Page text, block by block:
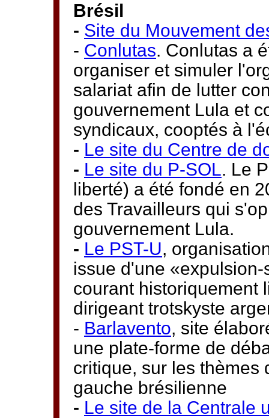
Brésil
- Site du Mouvement
- Conlutas. Conlutas a
organiser et simuler
salariat afin de lutter
gouvernement Lula et
syndicaux, cooptés à
- Le site du Centre de
- Le site du P-SOL. Le
liberté) a été fondé en
des Travailleurs qui
gouvernement Lula.
- Le PST-U,
issue d'une
courant historiquement
dirigeant trotskyste
- Barlavento, site
une plate-forme de
critique, sur les thèmes
gauche brésilienne
- Le site de la Centrale